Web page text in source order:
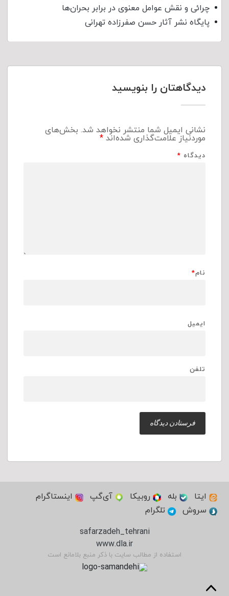
چرائی و نقش عوامل معنوی در برابر بحران‌ها
پایگاه نشر آثار حسن صفرزاده تهرانی
دیدگاهتان را بنویسید
نشانی ایمیل شما منتشر نخواهد شد. بخش‌های
موردنیاز علامت‌گذاری شده‌اند*
دیدگاه *
نام*
ایمیل
تلفن
ایتا بله روبیکا آی‌گپ
اینستاگرام
سروش
تلگرام
safarzadeh_tehrani
www.dla.ir
استفاده از مطالب سایت با ذکر منبع بلامانع است